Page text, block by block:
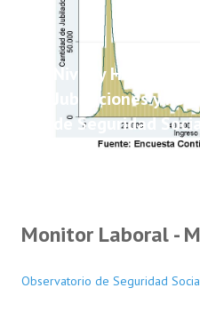
Nivel y
Jubilaciones y
de Seguridad
Monitor Laboral -
Observatorio de Seguridad